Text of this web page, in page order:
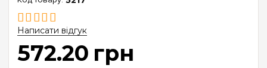
Написати відгук
572.20 грн